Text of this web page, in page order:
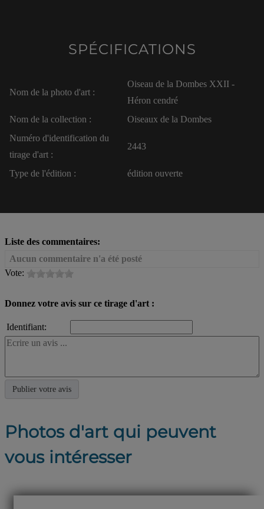
SPÉCIFICATIONS
Nom de la photo d'art :
Oiseau de la Dombes XXII -
Héron cendré
Nom de la collection :
Oiseaux de la Dombes
Numéro d'identification du
tirage d'art :
2443
Type de l'édition : édition ouverte
Liste des commentaires:
Aucun commentaire n'a été posté
Vote:
Donnez votre avis sur ce tirage d'art :
Identifiant:
Photos d'art qui peuvent
vous intéresser